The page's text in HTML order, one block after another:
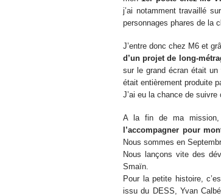
j’ai notamment travaillé
personnages phares de la
J’entre donc chez M6 et
d’un projet de long-
sur le grand écran était
était entièrement produite
J’ai eu la chance de
A la fin de ma mission,
l’accompagner pour
Nous sommes en
Nous lançons vite des
Smaïn.
Pour la petite histoire,
issu du DESS, Yvan